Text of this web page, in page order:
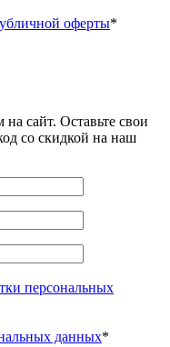
оферты*
сайт. Оставьте свои
со скидкой на наш
персональных
данных*